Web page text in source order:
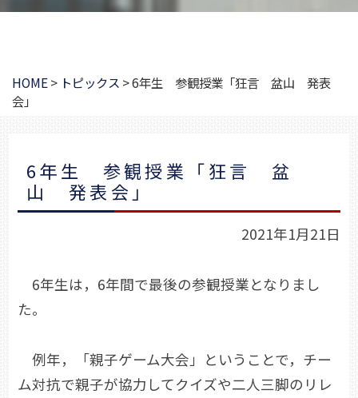
HOME> トピックス >6年生 参観授業「狂言 盆山 発表
会」
6年生 参観授業「狂言 盆
山 発表会」
2021年1月21日
6年生は，6年間で最後の参観授業となりまし
た。
例年，「親子ゲーム大会」ということで，チー
ム対抗で親子が協力してクイズや二人三脚のリレ